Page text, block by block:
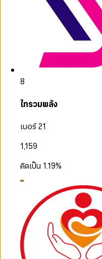
8
ไทรวมพลัง
เบอร์ 21
1,159
คิดเป็น 1.19%